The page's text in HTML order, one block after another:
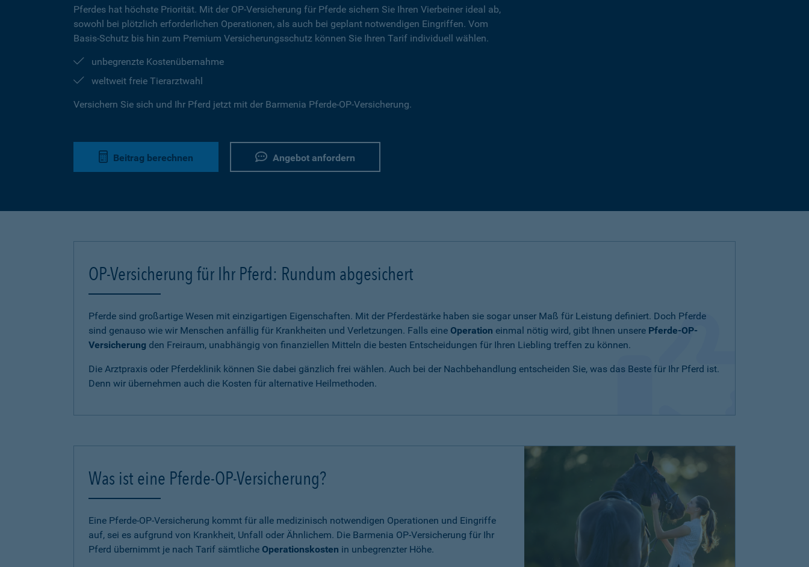
Pferdes hat höchste Priorität. Mit der OP-Versicherung für Pferde sichern Sie Ihren Vierbeiner ideal ab,
sowohl bei plötzlich erforderlichen Operationen, als auch bei geplant notwendigen Eingriffen. Vom
Basis-Schutz bis hin zum Premium Versicherungsschutz können Sie Ihren Tarif individuell wählen.
unbegrenzte Kostenübernahme
weltweit freie Tierarztwahl
Versichern Sie sich und Ihr Pferd jetzt mit der Barmenia Pferde-OP-Versicherung.
Beitrag berechnen Angebot anfordern
OP-Versicherung für Ihr Pferd: Rundum abgesichert
Pferde sind großartige Wesen mit einzigartigen Eigenschaften. Mit der Pferdestärke haben sie sogar unser Maß für Leistung definiert. Doch Pferde
sind genauso wie wir Menschen anfällig für Krankheiten und Verletzungen. Falls eine Operation einmal nötig wird, gibt Ihnen unsere Pferde-OP-
Versicherung den Freiraum, unabhängig von finanziellen Mitteln die besten Entscheidungen für Ihren Liebling treffen zu können.
Die Arztpraxis oder Pferdeklinik können Sie dabei gänzlich frei wählen. Auch bei der Nachbehandlung entscheiden Sie, was das Beste für Ihr Pferd ist.
Denn wir übernehmen auch die Kosten für alternative Heilmethoden.
Was ist eine Pferde-OP-Versicherung?
Eine Pferde-OP-Versicherung kommt für alle medizinisch notwendigen Operationen und Eingriffe
auf, sei es aufgrund von Krankheit, Unfall oder Ähnlichem. Die Barmenia OP-Versicherung für Ihr
Pferd übernimmt je nach Tarif sämtliche Operationskosten in unbegrenzter Höhe.